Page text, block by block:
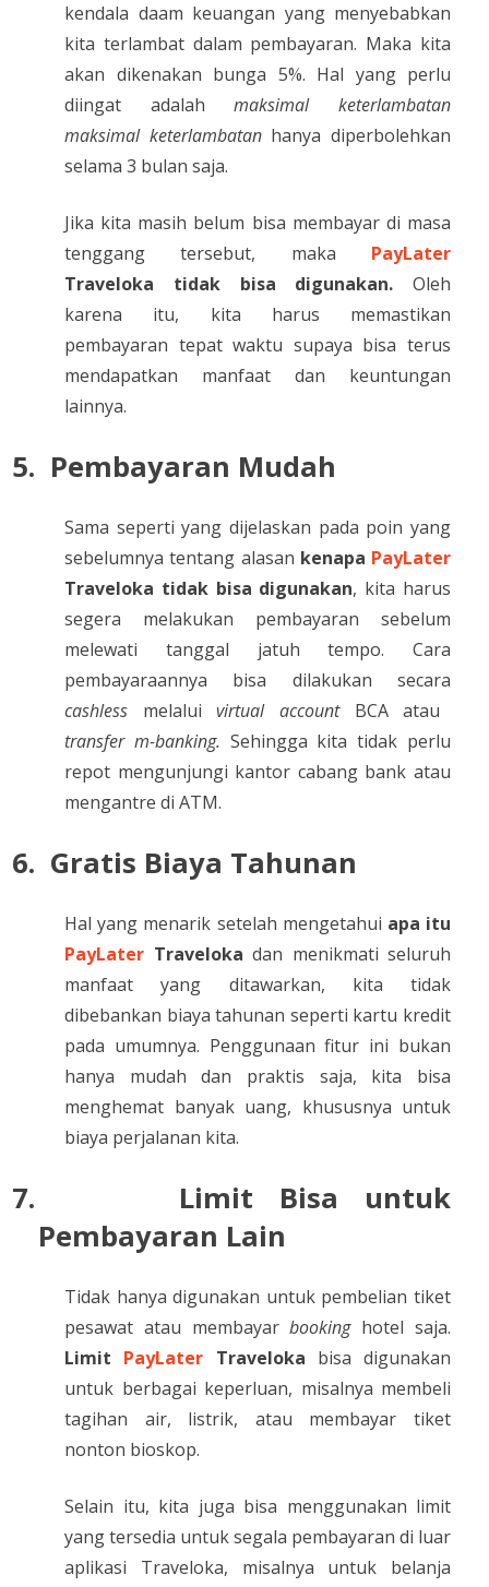
kendala daam keuangan yang menyebabkan
kita terlambat dalam pembayaran. Maka kita
akan dikenakan bunga 5%. Hal yang perlu
diingat adalahmaksimal keterlambatan
maksimal keterlambatan hanya diperbolehkan
selama 3 bulan saja.
Jika kita masih belum bisa membayar di masa
tenggang tersebut, maka PayLater
Traveloka tidak bisa digunakan. Oleh
karena itu, kita harus memastikan
pembayaran tepat waktu supaya bisa terus
mendapatkan manfaat dan keuntungan
lainnya.
5. Pembayaran Mudah
Sama seperti yang dijelaskan pada poin yang
sebelumnya tentang alasan kenapa PayLater
Traveloka tidak bisa digunakan, kita harus
segera melakukan pembayaran sebelum
melewati tanggal jatuh tempo. Cara
pembayaraannya bisa dilakukan secara
cashless melaluivirtual account BCA atau
transfer m-banking. Sehingga kita tidak perlu
repot mengunjungi kantor cabang bank atau
mengantre di ATM.
6. Gratis Biaya Tahunan
Hal yang menarik setelah mengetahui apa itu
PayLater Traveloka dan menikmati seluruh
manfaat yang ditawarkan, kita tidak
dibebankan biaya tahunan seperti kartu kredit
pada umumnya. Penggunaan fitur ini bukan
hanya mudah dan praktis saja, kita bisa
menghemat banyak uang, khususnya untuk
biaya perjalanan kita.
7.
Limit Bisa untuk
Pembayaran Lain
Tidak hanya digunakan untuk pembelian tiket
pesawat atau membayarbooking hotel saja.
Limit PayLater Traveloka bisa digunakan
untuk berbagai keperluan, misalnya membeli
tagihan air, listrik, atau membayar tiket
nonton bioskop.
Selain itu, kita juga bisa menggunakan limit
yang tersedia untuk segala pembayaran di luar
aplikasi Traveloka, misalnya untuk belanja